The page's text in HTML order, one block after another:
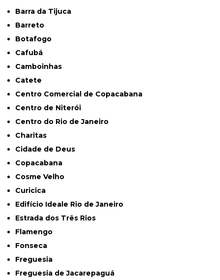
Barra da Tijuca
Barreto
Botafogo
Cafubá
Camboinhas
Catete
Centro Comercial de Copacabana
Centro de Niterói
Centro do Rio de Janeiro
Charitas
Cidade de Deus
Copacabana
Cosme Velho
Curicica
Edifício Ideale Rio de Janeiro
Estrada dos Três Rios
Flamengo
Fonseca
Freguesia
Freguesia de Jacarepaguá